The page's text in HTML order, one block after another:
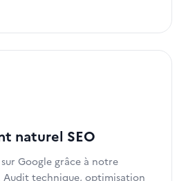
naturel SEO
Google grâce à notre
Audit technique, optimisation